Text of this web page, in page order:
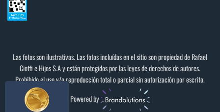
Las fotos son ilustrativas. Las fotos incluídas en el sitio son propiedad de Rafael
Cioffi e Hijos S.A y están protegidos por las leyes de derechos de autores.
Prohibido el uso y/o reproducción total o parcial sin autorización por escrito.
Powered by